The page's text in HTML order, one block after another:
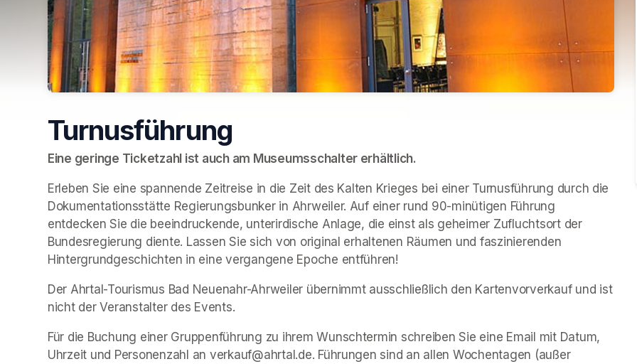
Turnusführung
Eine geringe Ticketzahl ist auch am Museumsschalter erhältlich.
Erleben Sie eine spannende Zeitreise in die Zeit des Kalten Krieges bei einer Turnusführung durch die
Dokumentationsstätte Regierungsbunker in Ahrweiler. Auf einer rund 90-minütigen Führung
entdecken Sie die beeindruckende, unterirdische Anlage, die einst als geheimer Zufluchtsort der
Bundesregierung diente. Lassen Sie sich von original erhaltenen Räumen und faszinierenden
Hintergrundgeschichten in eine vergangene Epoche entführen!
Der Ahrtal-Tourismus Bad Neuenahr-Ahrweiler übernimmt ausschließlich den Kartenvorverkauf und ist
nicht der Veranstalter des Events.
Für die Buchung einer Gruppenführung zu ihrem Wunschtermin schreiben Sie eine Email mit Datum,
Uhrzeit und Personenzahl an verkauf@ahrtal.de. Führungen sind an allen Wochentagen (außer